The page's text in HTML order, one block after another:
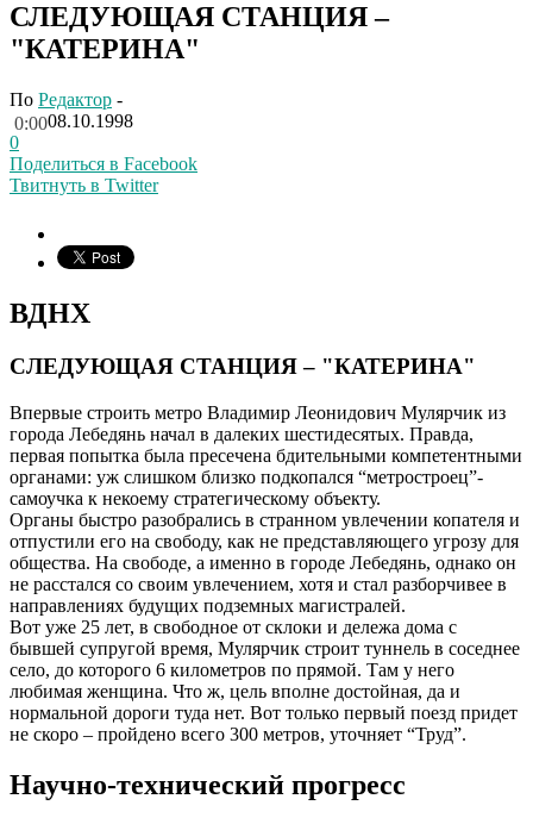
СЛЕДУЮЩАЯ СТАНЦИЯ –
"КАТЕРИНА"
По Редактор -
08.10.1998
0:00
0
Поделиться в Facebook
Твитнуть в Twitter
ВДНХ
СЛЕДУЮЩАЯ СТАНЦИЯ – "КАТЕРИНА"
Впервые строить метро Владимир Леонидович Мулярчик из
города Лебедянь начал в далеких шестидесятых. Правда,
первая попытка была пресечена бдительными компетентными
органами: уж слишком близко подкопался “метростроец”-
самоучка к некоему стратегическому объекту.
Органы быстро разобрались в странном увлечении копателя и
отпустили его на свободу, как не представляющего угрозу для
общества. На свободе, а именно в городе Лебедянь, однако он
не расстался со своим увлечением, хотя и стал разборчивее в
направлениях будущих подземных магистралей.
Вот уже 25 лет, в свободное от склоки и дележа дома с
бывшей супругой время, Мулярчик строит туннель в соседнее
село, до которого 6 километров по прямой. Там у него
любимая женщина. Что ж, цель вполне достойная, да и
нормальной дороги туда нет. Вот только первый поезд придет
не скоро – пройдено всего 300 метров, уточняет “Труд”.
Научно-технический прогресс